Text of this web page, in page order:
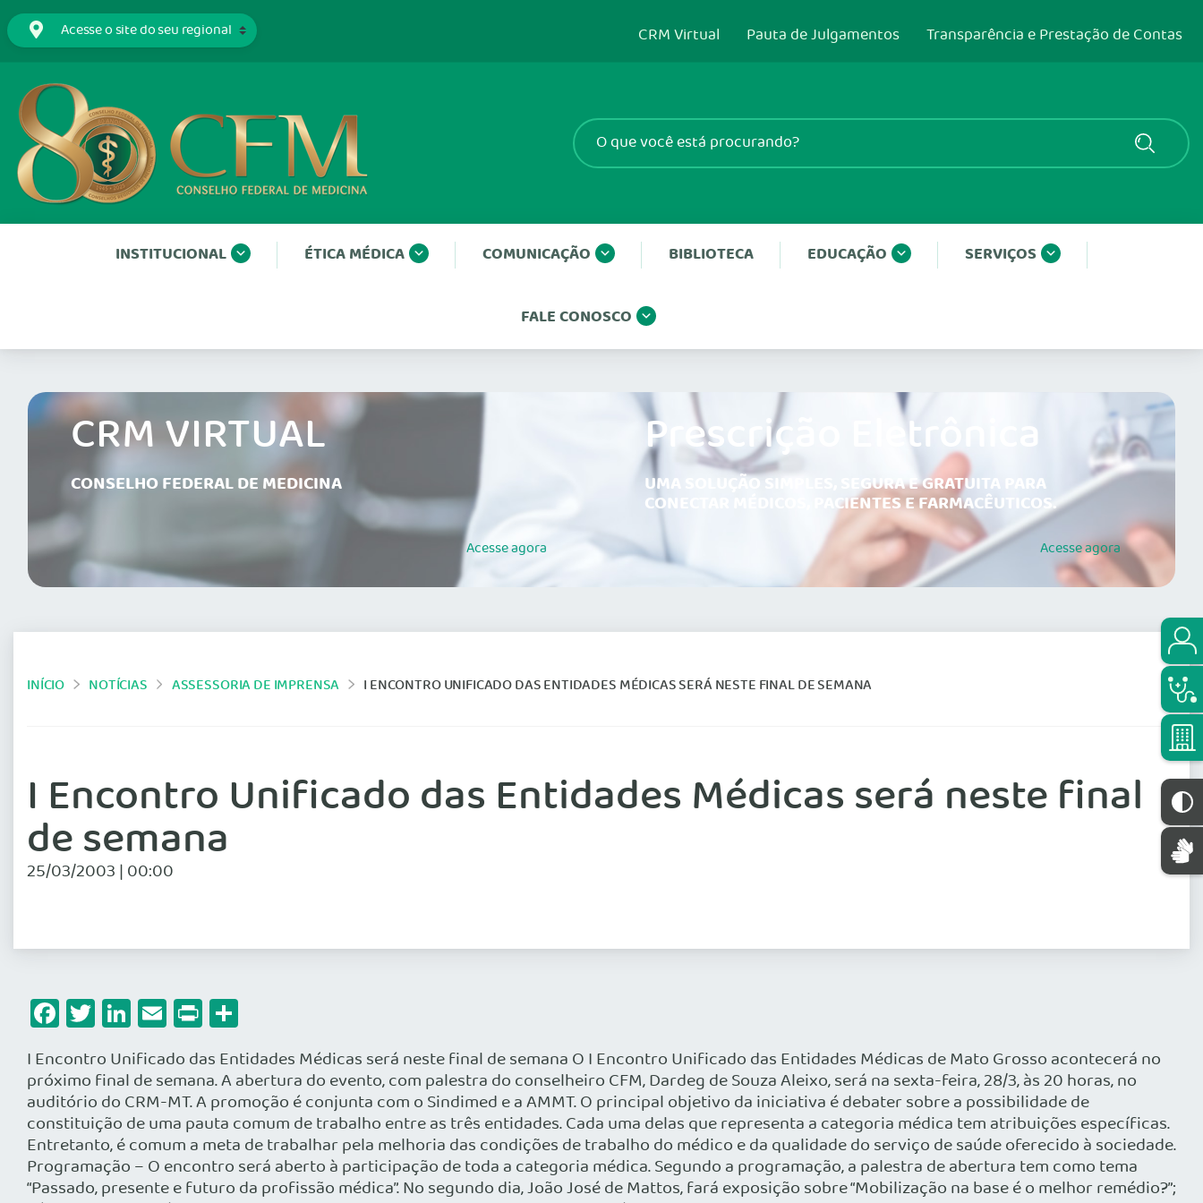
CRM Virtual Pauta de Julgamentos Transparência e Prestação de Contas
INSTITUCIONAL ÉTICA MÉDICA COMUNICAÇÃO BIBLIOTECA EDUCAÇÃO SERVIÇOS
FALE CONOSCO
CRM VIRTUAL
CONSELHO FEDERAL DE MEDICINA
Acesseagora
Prescrição Eletrônica
UMA SOLUÇÃO SIMPLES, SEGURA E GRATUITA PARA
CONECTAR MÉDICOS, PACIENTES E FARMACÊUTICOS.
Acesseagora
INÍCIO NOTÍCIAS ASSESSORIA DE IMPRENSA I ENCONTRO UNIFICADO DAS ENTIDADES MÉDICAS SERÁ NESTE FINAL DE SEMANA
I Encontro Unificado das Entidades Médicas será neste final
de semana
25/03/2003 | 00:00
Facebook
Twitter
LinkedIn
Email
Print
I Encontro Unificado das Entidades Médicas será neste final de semana O I Encontro Unificado das Entidades Médicas de Mato Grosso acontecerá no
próximo final de semana. A abertura do evento, com palestra do conselheiro CFM, Dardeg de Souza Aleixo, será na sexta-feira, 28/3, às 20 horas, no
auditório do CRM-MT. A promoção é conjunta com o Sindimed e a AMMT. O principal objetivo da iniciativa é debater sobre a possibilidade de
constituição de uma pauta comum de trabalho entre as três entidades. Cada uma delas que representa a categoria médica tem atribuições específicas.
Entretanto, é comum a meta de trabalhar pela melhoria das condições de trabalho do médico e da qualidade do serviço de saúde oferecido à sociedade.
Programação – O encontro será aberto à participação de toda a categoria médica. Segundo a programação, a palestra de abertura tem como tema
“Passado, presente e futuro da profissão médica”. No segundo dia, João José de Mattos, fará exposição sobre “Mobilização na base é o melhor remédio?”;